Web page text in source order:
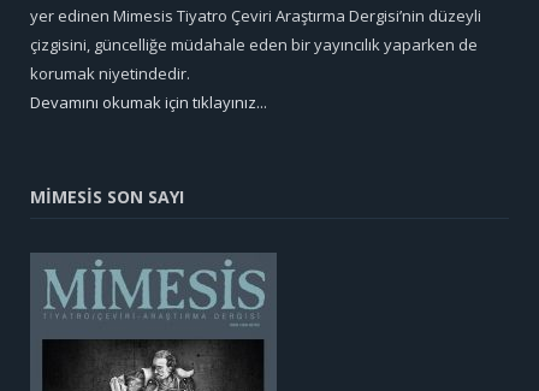
yer edinen Mimesis Tiyatro Çeviri Araştırma Dergisi’nin düzeyli
çizgisini, güncelliğe müdahale eden bir yayıncılık yaparken de
korumak niyetindedir.
Devamını okumak için tıklayınız...
MİMESİS SON SAYI